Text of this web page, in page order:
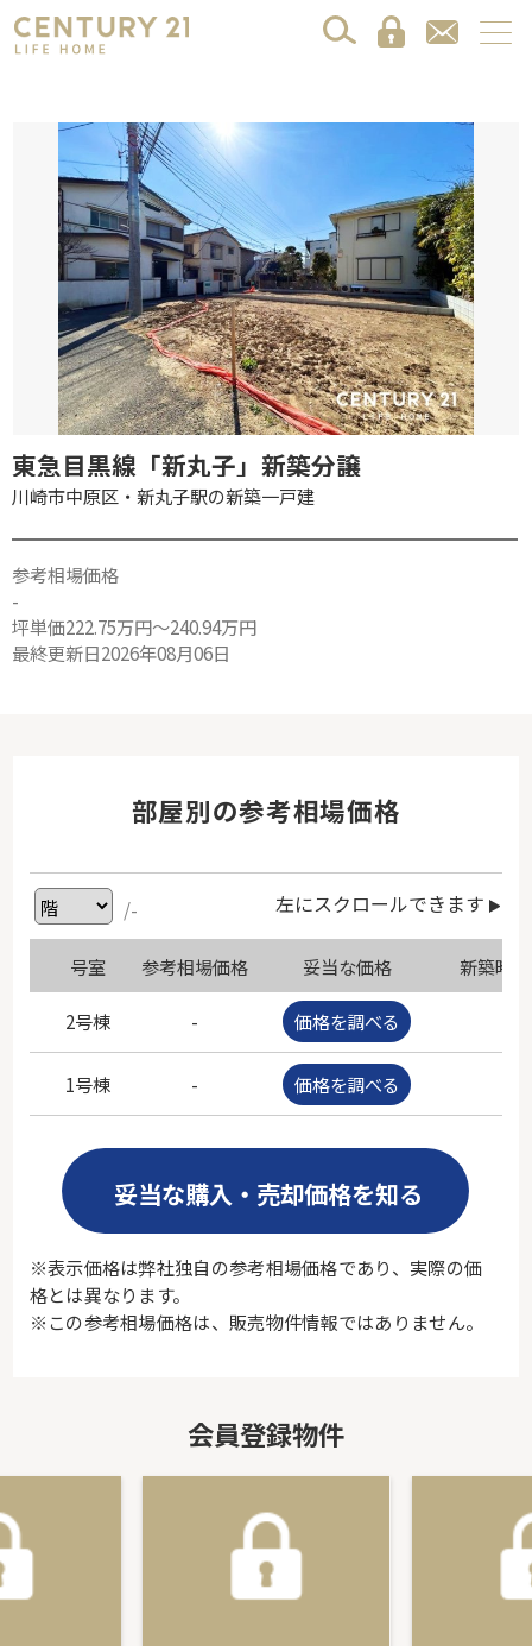
東急目黒線「新丸子」新築分譲
川崎市中原区・新丸子駅の新築一戸建
参考相場価格
-
坪単価222.75万円～240.94万円
最終更新日2026年08月06日
部屋別の参考相場価格
/- 左にスクロールできます
号室 参考相場価格 妥当な価格 新築時
2号棟 - 価格を調べる
1号棟 - 価格を調べる
妥当な購入・売却価格を知る
※表示価格は弊社独自の参考相場価格であり、実際の価
格とは異なります。
※この参考相場価格は、販売物件情報ではありません。
会員登録物件